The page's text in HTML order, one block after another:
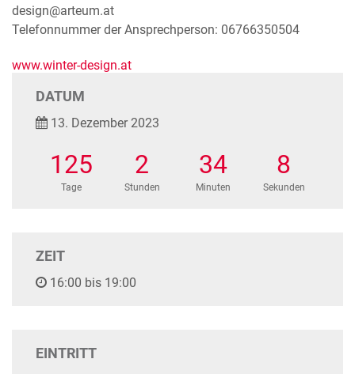
design@arteum.at
Telefonnummer der Ansprechperson: 06766350504
www.winter-design.at
DATUM
13. Dezember 2023
125
Tage
2
Stunden
34
Minuten
8
Sekunden
ZEIT
16:00 bis 19:00
EINTRITT